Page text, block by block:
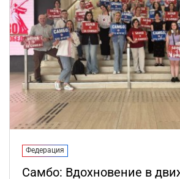
Федерация
Самбо: Вдохновение в